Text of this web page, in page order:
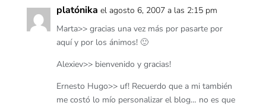
platónika el agosto 6, 2007 a las 2:15 pm
Marta>> gracias una vez más por pasarte por
aquí y por los ánimos! 🙂
Alexiev>> bienvenido y gracias!
Ernesto Hugo>> uf! Recuerdo que a mi también
me costó lo mío personalizar el blog… no es que